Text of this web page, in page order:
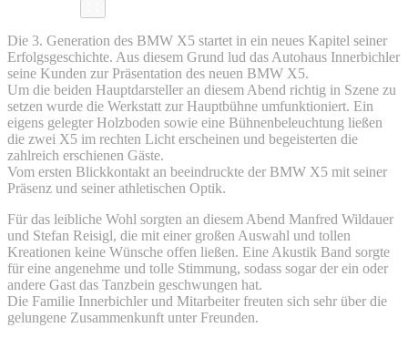
Die 3. Generation des BMW X5 startet in ein neues Kapitel seiner
Erfolgsgeschichte. Aus diesem Grund lud das Autohaus Innerbichler
seine Kunden zur Präsentation des neuen BMW X5.
Um die beiden Hauptdarsteller an diesem Abend richtig in Szene zu
setzen wurde die Werkstatt zur Hauptbühne umfunktioniert. Ein
eigens gelegter Holzboden sowie eine Bühnenbeleuchtung ließen
die zwei X5 im rechten Licht erscheinen und begeisterten die
zahlreich erschienen Gäste.
Vom ersten Blickkontakt an beeindruckte der BMW X5 mit seiner
Präsenz und seiner athletischen Optik.
Für das leibliche Wohl sorgten an diesem Abend Manfred Wildauer
und Stefan Reisigl, die mit einer großen Auswahl und tollen
Kreationen keine Wünsche offen ließen. Eine Akustik Band sorgte
für eine angenehme und tolle Stimmung, sodass sogar der ein oder
andere Gast das Tanzbein geschwungen hat.
Die Familie Innerbichler und Mitarbeiter freuten sich sehr über die
gelungene Zusammenkunft unter Freunden.